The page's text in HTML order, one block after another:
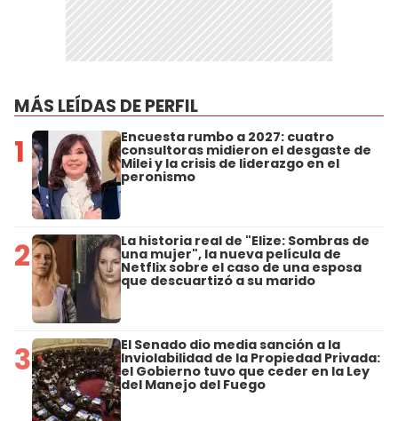
MÁS LEÍDAS DE PERFIL
1 Encuesta rumbo a 2027: cuatro
consultoras midieron el desgaste de
Milei y la crisis de liderazgo en el
peronismo
2 La historia real de "Elize: Sombras de
una mujer", la nueva película de
Netflix sobre el caso de una esposa
que descuartizó a su marido
3 El Senado dio media sanción a la
Inviolabilidad de la Propiedad Privada:
el Gobierno tuvo que ceder en la Ley
del Manejo del Fuego